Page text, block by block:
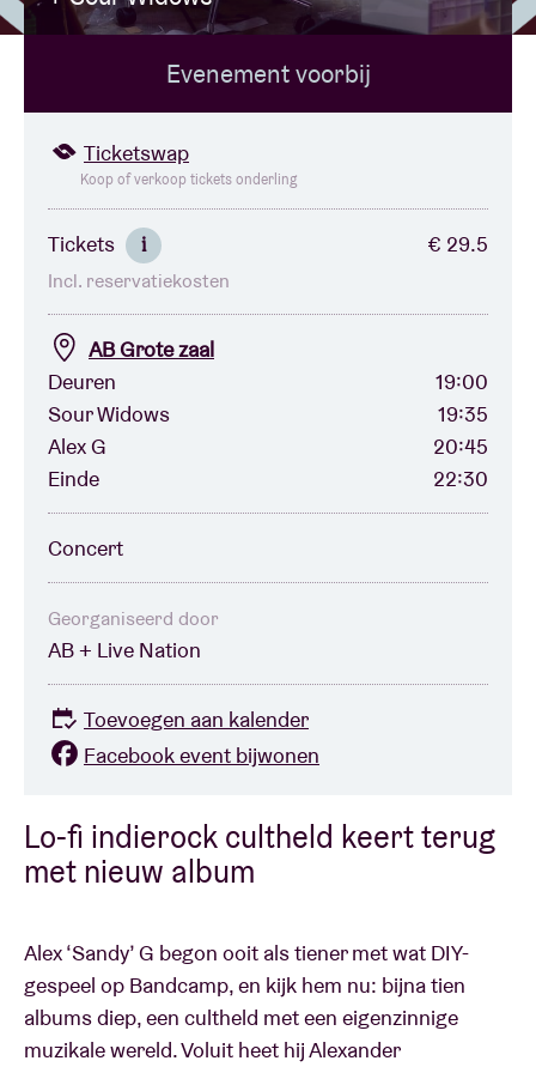
BRDCST
Concertcheque
Over AB
Contact
Lo-fi indierock cultheld keert terug
met nieuw album
Alex ‘Sandy’ G begon ooit als tiener met wat DIY-
gespeel op Bandcamp, en kijk hem nu: bijna tien
albums diep, een cultheld met een eigenzinnige
muzikale wereld. Voluit heet hij Alexander
Evenement voorbij
Ticketswap
Koop of verkoop tickets onderling
Tickets i € 29.5
Incl. reservatiekosten
AB Grote zaal
Deuren
19:00
Sour Widows
19:35
Alex G
20:45
Einde
22:30
Concert
Georganiseerd door
AB + Live Nation
Toevoegen aan kalender
Facebook event bijwonen